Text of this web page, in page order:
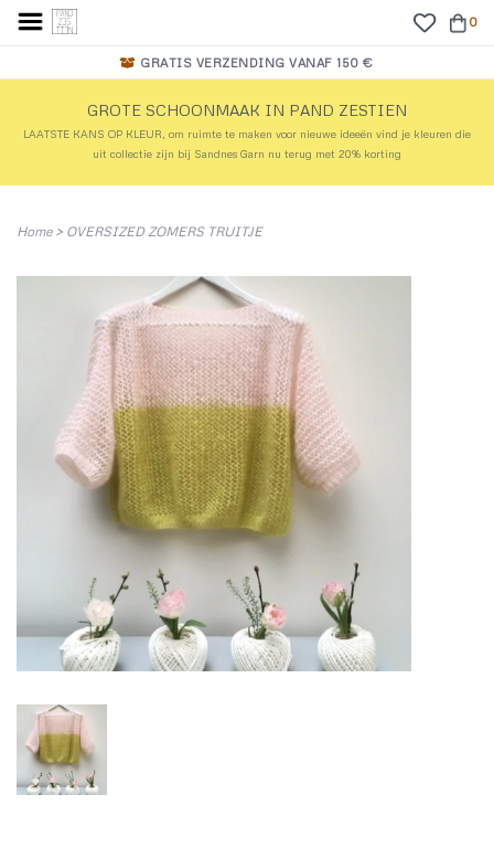
0
GRATIS VERZENDING VANAF 150 €
GROTE SCHOONMAAK IN PAND ZESTIEN
LAATSTE KANS OP KLEUR, om ruimte te maken voor nieuwe ideeën vind je kleuren die
uit collectie zijn bij Sandnes Garn nu terug met 20% korting
Home> OVERSIZED ZOMERS TRUITJE